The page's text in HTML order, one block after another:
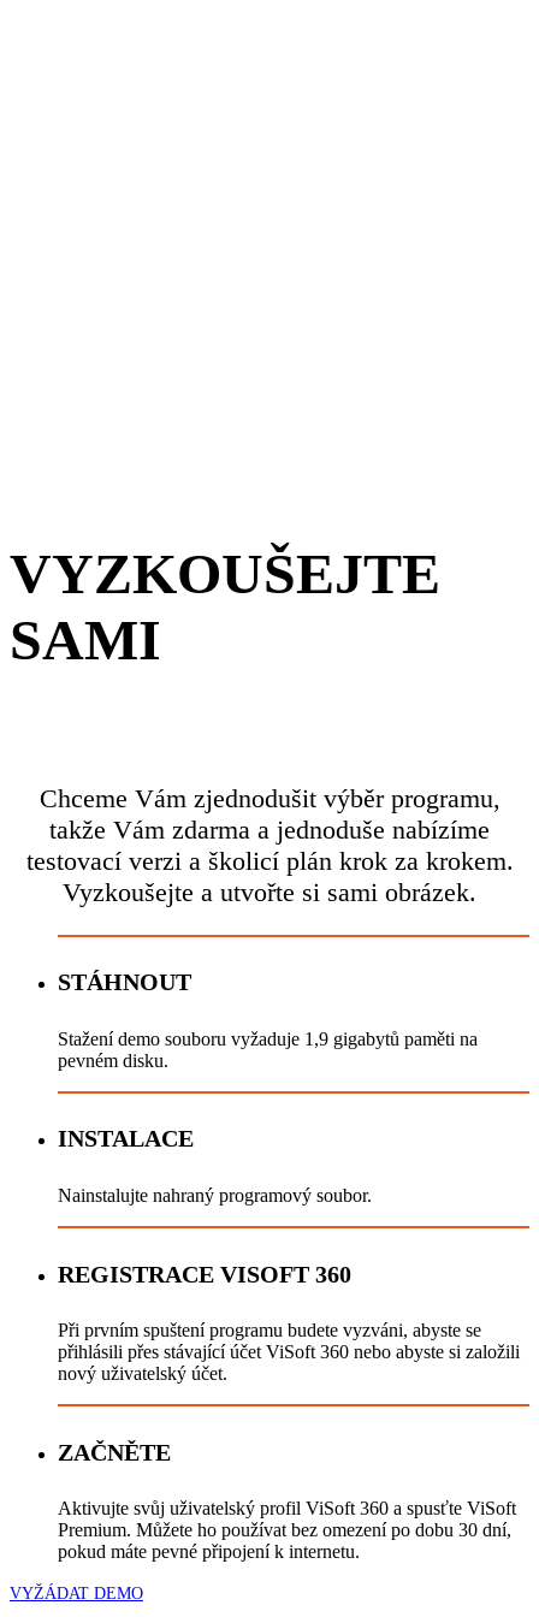
VYZKOUŠEJTE
SAMI
Chceme Vám zjednodušit výběr programu,
takže Vám zdarma a jednoduše nabízíme
testovací verzi a školicí plán krok za krokem.
Vyzkoušejte a utvořte si sami obrázek.
STÁHNOUT
Stažení demo souboru vyžaduje 1,9 gigabytů paměti na
pevném disku.
INSTALACE
Nainstalujte nahraný programový soubor.
REGISTRACE VISOFT 360
Při prvním spuštení programu budete vyzváni, abyste se
přihlásili přes stávající účet ViSoft 360 nebo abyste si založili
nový uživatelský účet.
ZAČNĚTE
Aktivujte svůj uživatelský profil ViSoft 360 a spusťte ViSoft
Premium. Můžete ho používat bez omezení po dobu 30 dní,
pokud máte pevné připojení k internetu.
VYŽÁDAT DEMO